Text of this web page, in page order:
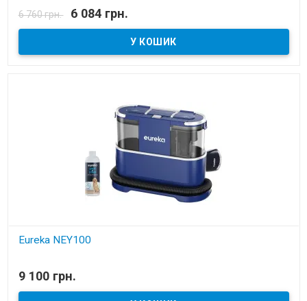
6 760 грн. 6 084 грн.
Eureka NEY100
Потужний пилосос для чищення килимів, меблів та оббивки авто
9 100 грн.